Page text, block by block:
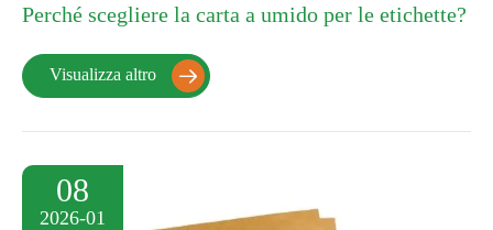
Perché scegliere la carta a umido per le etichette?
Visualizza altro 
08
2026-01